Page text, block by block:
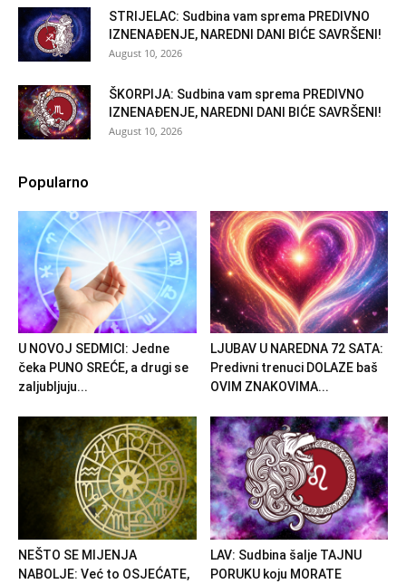
STRIJELAC: Sudbina vam sprema PREDIVNO
IZNENAĐENJE, NAREDNI DANI BIĆE SAVRŠENI!
August 10, 2026
ŠKORPIJA: Sudbina vam sprema PREDIVNO
IZNENAĐENJE, NAREDNI DANI BIĆE SAVRŠENI!
August 10, 2026
Popularno
U NOVOJ SEDMICI: Jedne
čeka PUNO SREĆE, a drugi se
zaljubljuju...
LJUBAV U NAREDNA 72 SATA:
Predivni trenuci DOLAZE baš
OVIM ZNAKOVIMA...
NEŠTO SE MIJENJA
NABOLJE: Već to OSJEĆATE,
LAV: Sudbina šalje TAJNU
PORUKU koju MORATE